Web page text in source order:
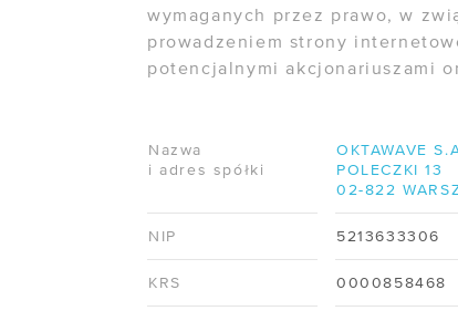
/ Storage obiektowy
/ Suwerenna chmura
/ Traffic Manager
/ Monitoring SLA
/ GPU
/ Cennik
/
/
wymaganych przez prawo, w
prowadzeniem strony
potencjalnymi akcjonariuszami
Nazwa
i adres spółki
OKTAWAVE
POLECZKI 13
02-822
NIP 5213633306
KRS 0000858468